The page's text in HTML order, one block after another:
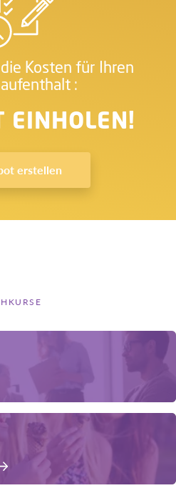
Kosten für Ihren
:
EINHOLEN!
erstellen